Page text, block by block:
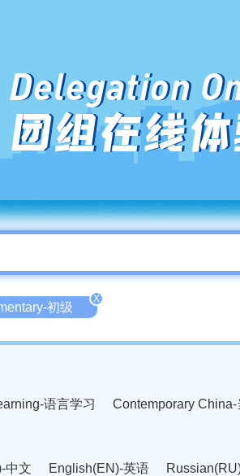
Delegation
团组在线
初级
X
语言学习 Contemporary China-
中文 English(EN)-英语